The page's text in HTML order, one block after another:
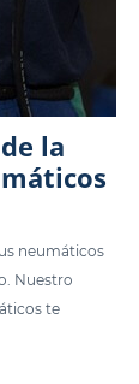
la
neumáticos
Nuestro
te